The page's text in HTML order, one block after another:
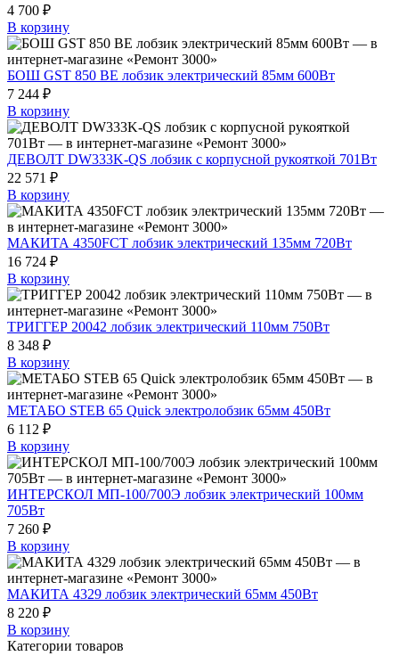
4 700 ₽
В корзину
БОШ GST 850 BE лобзик электрический 85мм 600Вт
7 244 ₽
В корзину
ДЕВОЛТ DW333K-QS лобзик с корпусной рукояткой 701Вт
22 571 ₽
В корзину
МАКИТА 4350FCT лобзик электрический 135мм 720Вт
16 724 ₽
В корзину
ТРИГГЕР 20042 лобзик электрический 110мм 750Вт
8 348 ₽
В корзину
МЕТАБО STEB 65 Quick электролобзик 65мм 450Вт
6 112 ₽
В корзину
ИНТЕРСКОЛ МП-100/700Э лобзик электрический 100мм
705Вт
7 260 ₽
В корзину
МАКИТА 4329 лобзик электрический 65мм 450Вт
8 220 ₽
В корзину
Категории товаров